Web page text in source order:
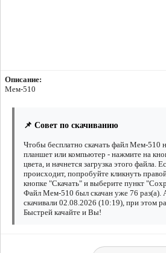
Описание:
Мем-510
📌 Совет по скачиванию
Чтобы бесплатно скачать файл Мем-510
планшет или компьютер - нажмите на
цвета, и начнется загрузка этого файла.
происходит, попробуйте кликнуть
кнопке "Скачать" и выберите пункт
Файл Мем-510 был скачан уже 76 раз(а).
скачивали 02.08.2026 (10:19), при этом
Быстрей качайте и Вы!